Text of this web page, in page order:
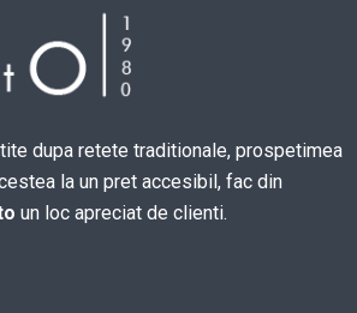
dupa retete traditionale, prospetimea
la un pret accesibil, fac din
un loc apreciat de clienti.